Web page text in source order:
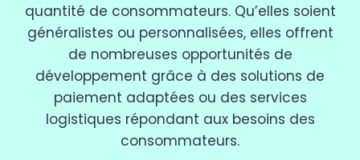
quantité de consommateurs. Qu’elles soient
généralistes ou personnalisées, elles offrent
de nombreuses opportunités de
développement grâce à des solutions de
paiement adaptées ou des services
logistiques répondant aux besoins des
consommateurs.